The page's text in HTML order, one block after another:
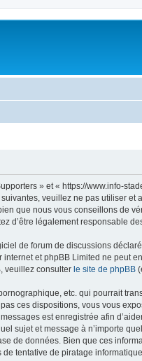
» et « https://www.info-
veuillez ne pas utiliser et
que nous vous conseillons de
d’être légalement responsable
de forum de discussions
et phpBB Limited ne peut
veuillez consulter le site de phpBB
etc. qui pourrait
ces dispositions, vous vous
est enregistrée afin
sujet et message à n’importe
de données. Bien que ces
tentative de piratage